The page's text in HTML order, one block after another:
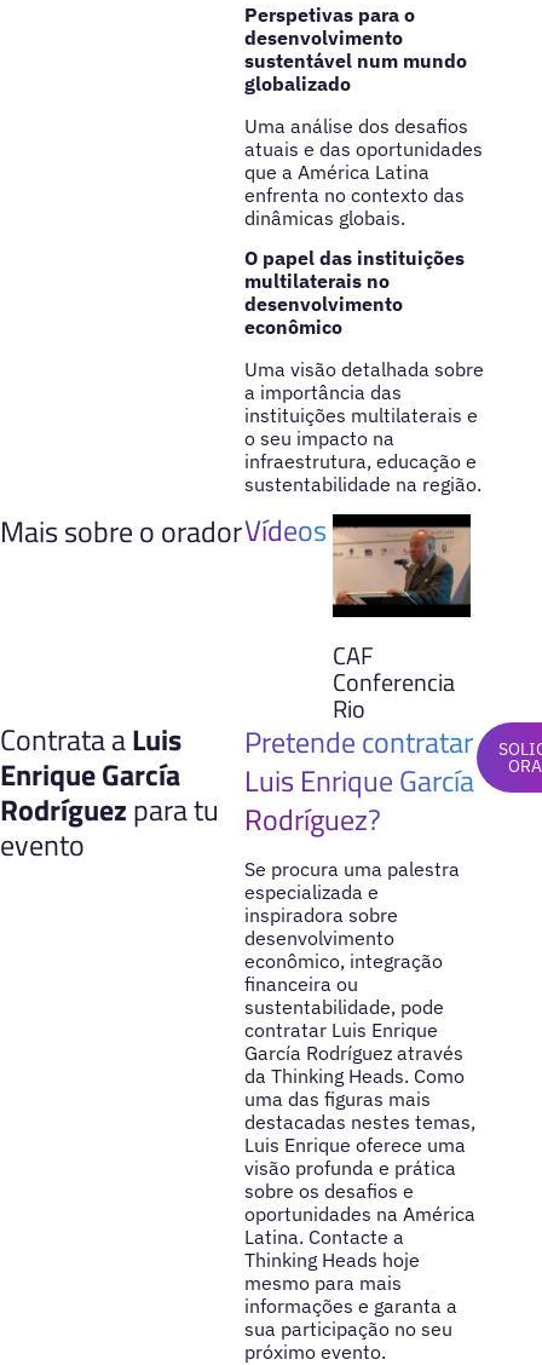
Perspetivas para o
desenvolvimento
sustentável num mundo
globalizado
Uma análise dos desafios
atuais e das oportunidades
que a América Latina
enfrenta no contexto das
dinâmicas globais.
O papel das instituições
multilaterais no
desenvolvimento
econômico
Uma visão detalhada sobre
a importância das
instituições multilaterais e
o seu impacto na
infraestrutura, educação e
sustentabilidade na região.
Mais sobre o oradorVídeos
CAF
Conferencia
Rio
Contrata aLuis
Enrique García
Rodríguezpara tu
evento
Pretende contratar
Luis Enrique García
Rodríguez?
Se procura uma palestra
especializada e
inspiradora sobre
desenvolvimento
econômico, integração
financeira ou
sustentabilidade, pode
contratar Luis Enrique
García Rodríguez através
da Thinking Heads. Como
uma das figuras mais
destacadas nestes temas,
Luis Enrique oferece uma
visão profunda e prática
sobre os desafios e
oportunidades na América
Latina. Contacte a
Thinking Heads hoje
mesmo para mais
informações e garanta a
sua participação no seu
próximo evento.